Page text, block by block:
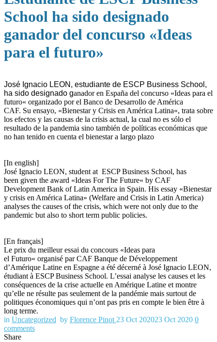
School ha sido designado
ganador del concurso «Ideas
para el futuro»
José Ignacio LEON, estudiante de ESCP Business School,
ha sido designado ganadoren España del concurso «Ideas para el
futuro« organizado porel Banco de Desarrollo de América
CAF. Su ensayo, «Bienestar y Crisis en América Latina«, trata sobre
los efectos y las causas de la crisis actual, la cual no es sólo el
resultado de la pandemia sino también de políticas económicas que
no han tenido en cuenta el bienestar a largo plazo
[In english]
José Ignacio LEON, student at ESCP Business School, has
been given the award «Ideas For The Future« by CAF
Development Bank of Latin America in Spain. His essay «Bienestar
y crisis en América Latina» (Welfare and Crisis in Latin America)
analyses the causes of the crisis, which were not only due to the
pandemic butalso to short term public policies.
[En français]
Le prix du meilleur essai du concours «Ideas para
el Futuro« organisé par CAF Banque de Développement
d’Amérique Latine en Espagne a été décerné à José Ignacio LEON,
étudiant à ESCP Business School. L’essai analyse les causes et les
conséquences de la crise actuelle en Amérique Latine et montre
qu’elle ne résulte pas seulement de la pandémie mais surtout de
politiques économiques qui n’ont pas pris en compte le bien être à
long terme.
in Uncategorized by Florence Pinot23 Oct 202023 Oct 2020 0
comments
Share